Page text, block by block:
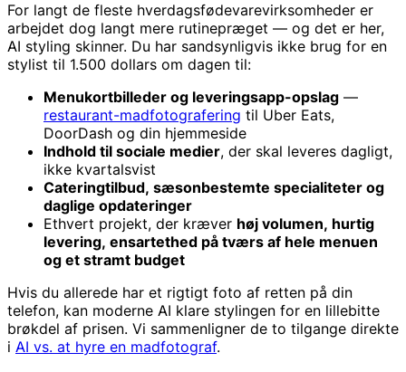
For langt de fleste hverdagsfødevarevirksomheder er
arbejdet dog langt mere rutinepræget — og det er her,
AI styling skinner. Du har sandsynligvis ikke brug for en
stylist til 1.500 dollars om dagen til:
Menukortbilleder og leveringsapp-opslag —
restaurant-madfotografering til Uber Eats,
DoorDash og din hjemmeside
Indhold til sociale medier, der skal leveres dagligt,
ikke kvartalsvist
Cateringtilbud, sæsonbestemte specialiteter og
daglige opdateringer
Ethvert projekt, der kræver høj volumen, hurtig
levering, ensartethed på tværs af hele menuen
og et stramt budget
Hvis du allerede har et rigtigt foto af retten på din
telefon, kan moderne AI klare stylingen for en lillebitte
brøkdel af prisen. Vi sammenligner de to tilgange direkte
i AI vs. at hyre en madfotograf.